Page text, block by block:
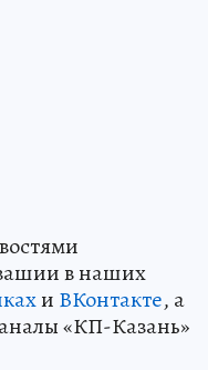
в наших
и ВКонтакте, а
«КП-Казань»